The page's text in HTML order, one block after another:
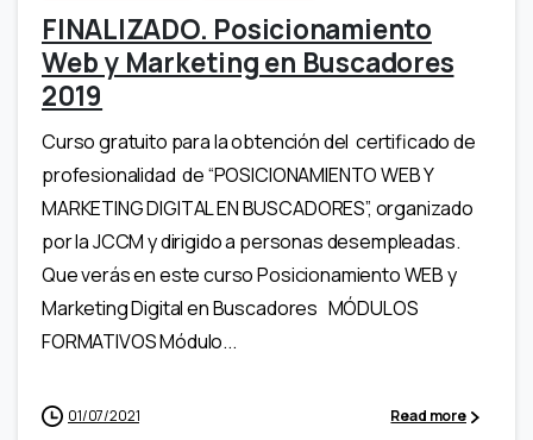
FINALIZADO. Posicionamiento
Web y Marketing en Buscadores
2019
Curso gratuito para la obtención del certificado de
profesionalidad de “POSICIONAMIENTO WEB Y
MARKETING DIGITAL EN BUSCADORES”, organizado
por la JCCM y dirigido a personas desempleadas.
Que verás en este curso Posicionamiento WEB y
Marketing Digital en Buscadores MÓDULOS
FORMATIVOS Módulo...
01/07/2021 Read more